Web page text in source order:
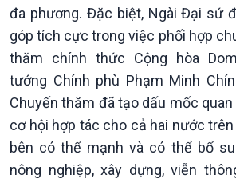
đa phương. Đặc biệt, Ngài Đại sứ
góp tích cực trong việc phối hợp
thăm chính thức Cộng hòa
tướng Chính phù Phạm Minh
Chuyến thăm đã tạo dấu mốc
cơ hội hợp tác cho cả hai nước
bên có thể mạnh và có thể bổ
nông nghiệp, xây dựng, viễn